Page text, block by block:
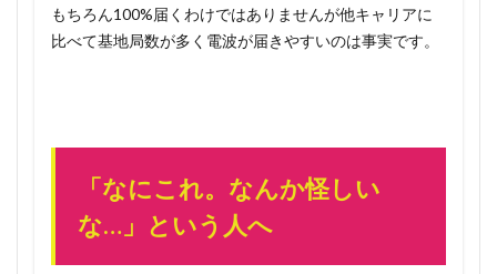
もちろん100%届くわけではありませんが他キャリアに
比べて基地局数が多く電波が届きやすいのは事実です。
「なにこれ。なんか怪しい
な…」という人へ